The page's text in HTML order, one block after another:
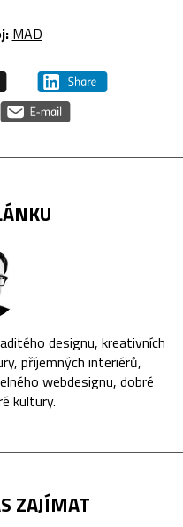
MAD
designu, kreativních
příjemných interiérů,
webdesignu, dobré
kultury.
ZAJÍMAT